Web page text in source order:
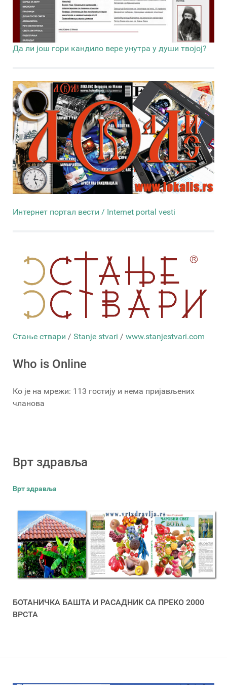
Да ли још гори кандило вере унутра у души твојој?
Интернет портал вести / Internet portal vesti
Стање ствари / Stanje stvari / www.stanjestvari.com
Who is Online
Ко је на мрежи: 113 гостију и нема пријављених
чланова
Врт здравља
Врт здравља
БОТАНИЧКА БАШТА И РАСАДНИК СА ПРЕКО 2000
ВРСТА